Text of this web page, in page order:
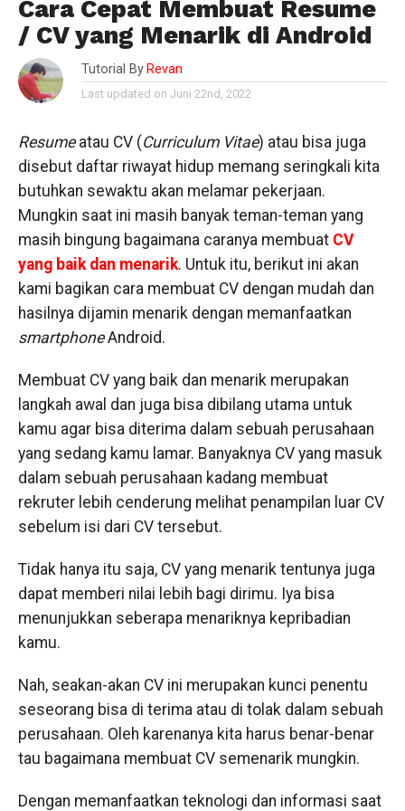
Cara Cepat Membuat Resume
/ CV yang Menarik di Android
Tutorial By Revan
Last updated on Juni 22nd, 2022
Resumeatau CV (Curriculum Vitae) atau bisa juga
disebut daftar riwayat hidup memang seringkali kita
butuhkan sewaktu akan melamar pekerjaan.
Mungkin saat ini masih banyak teman-teman yang
masih bingung bagaimana caranya membuat CV
yang baik dan menarik. Untuk itu, berikut ini akan
kami bagikan cara membuat CV dengan mudah dan
hasilnya dijamin menarik dengan memanfaatkan
smartphoneAndroid.
Membuat CV yang baik dan menarik merupakan
langkah awal dan juga bisa dibilang utama untuk
kamu agar bisa diterima dalam sebuah perusahaan
yang sedang kamu lamar. Banyaknya CV yang masuk
dalam sebuah perusahaan kadang membuat
rekruter lebih cenderung melihat penampilan luar CV
sebelum isi dari CV tersebut.
Tidak hanya itu saja, CV yang menarik tentunya juga
dapat memberi nilai lebih bagi dirimu. Iya bisa
menunjukkan seberapa menariknya kepribadian
kamu.
Nah, seakan-akan CV ini merupakan kunci penentu
seseorang bisa di terima atau di tolak dalam sebuah
perusahaan. Oleh karenanya kita harus benar-benar
tau bagaimana membuat CV semenarik mungkin.
Dengan memanfaatkan teknologi dan informasi saat